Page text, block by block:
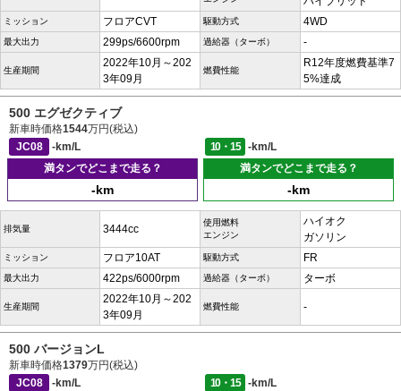
ミッション フロアCVT 駆動方式 4WD
最大出力 299ps/6600rpm 過給器（ターボ） -
生産期間
2022年10月～202
3年09月
燃費性能
R12年度燃費基準7
5%達成
500 エグゼクティブ
新車時価格1544万円(税込)
JC08
-km/L 10・15
-km/L
満タンでどこまで走る？
-km
満タンでどこまで走る？
-km
排気量 3444cc
使用燃料
エンジン
ハイオク
ガソリン
ミッション フロア10AT 駆動方式 FR
最大出力 422ps/6000rpm 過給器（ターボ） ターボ
生産期間
2022年10月～202
3年09月
燃費性能 -
500 バージョンL
新車時価格1379万円(税込)
JC08
-km/L 10・15
-km/L